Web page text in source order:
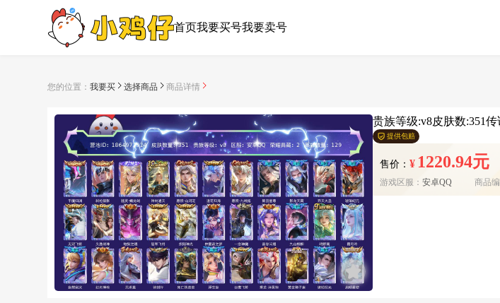
首页我要买号我要卖号
您的位置： 我要买 选择商品 商品详情
贵族等级:v8皮肤数:351
提供包赔
售价： ¥ 1220.94元
游戏区服： 安卓QQ 商品编